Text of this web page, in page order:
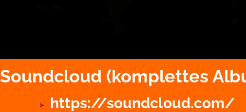
Soundcloud (komplettes
https://soundcloud.com/